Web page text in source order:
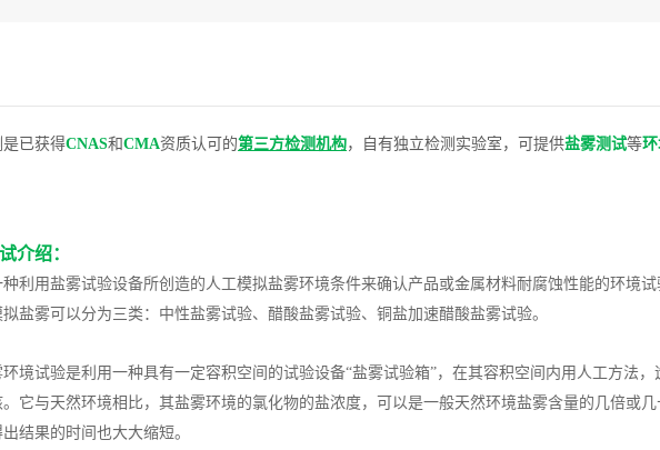
是已获得CNAS和CMA资质认可的第三方检测机构，自有独立检测实验室，可提供盐雾测试等
介绍：
利用盐雾试验设备所创造的人工模拟盐雾环境条件来确认产品或金属材料耐腐蚀性能的环境
盐雾可以分为三类：中性盐雾试验、醋酸盐雾试验、铜盐加速醋酸盐雾试验。
境试验是利用一种具有一定容积空间的试验设备“盐雾试验箱”，在其容积空间内用人工方法
它与天然环境相比，其盐雾环境的氯化物的盐浓度，可以是一般天然环境盐雾含量的几倍或
结果的时间也大大缩短。